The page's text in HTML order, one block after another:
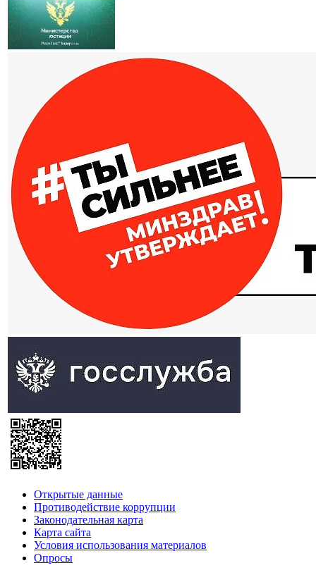
Открытые данные
Противодействие коррупции
Законодательная карта
Карта сайта
Условия использования материалов
Опросы